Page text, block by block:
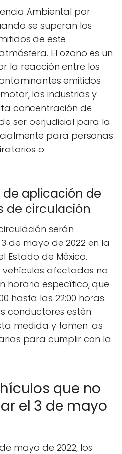
Ambiental por
se superan los
de este
El ozono es un
la reacción entre los
emitidos
las industrias y
concentración de
ser perjudicial para la
para personas
o
de aplicación de
de circulación
serán
de mayo de 2022 en la
Estado de México.
vehículos afectados no
horario específico, que
hasta las 22:00 horas.
conductores estén
medida y tomen las
para cumplir con la
que no
el 3 de mayo
mayo de 2022, los